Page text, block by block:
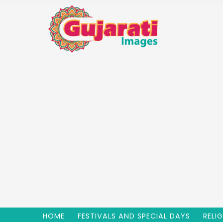
HOME FESTIVALS AND SPECIAL DAYS